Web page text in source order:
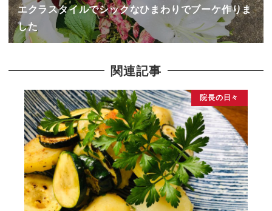
エクラスタイルでシックなひまわりでブーケ作りま
した
関連記事
院長の日々